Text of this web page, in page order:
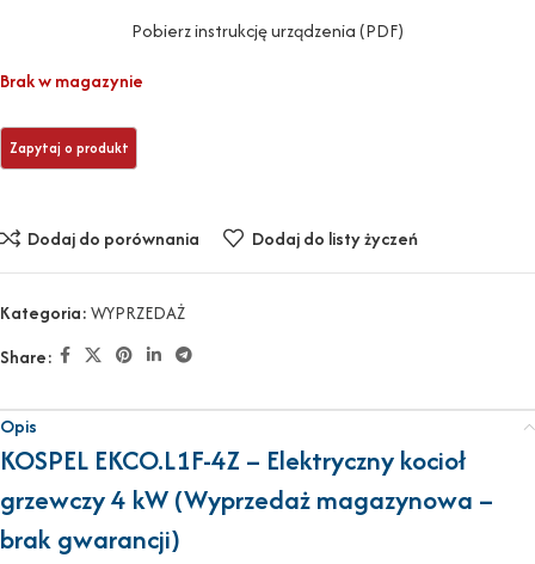
Pobierz instrukcję urządzenia (PDF)
Brak w magazynie
Dodaj do porównania Dodaj do listy życzeń
Kategoria:WYPRZEDAŻ
Share:
Opis
KOSPEL EKCO.L1F-4Z – Elektryczny kocioł
grzewczy 4 kW (Wyprzedaż magazynowa –
brak gwarancji)